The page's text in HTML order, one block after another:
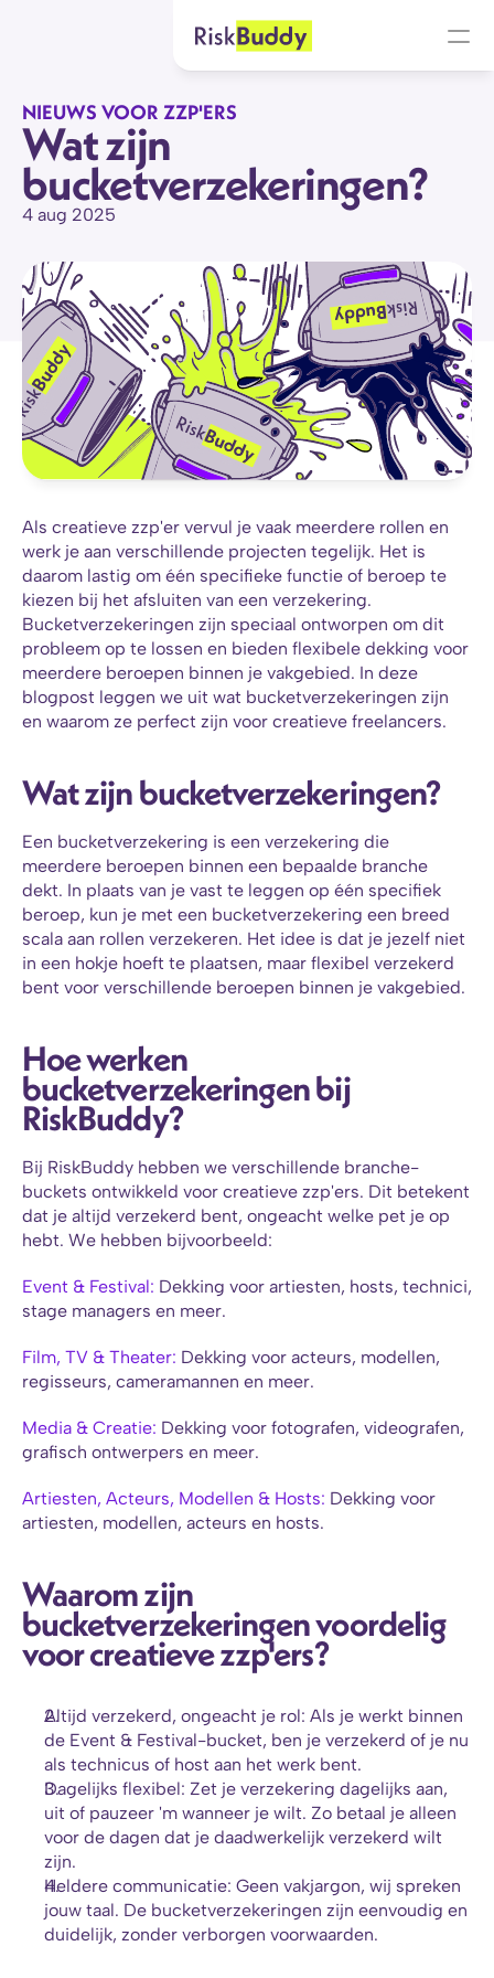
NIEUWS VOOR ZZP'ERS
Wat zijn
bucketverzekeringen?
4 aug 2025
Als creatieve zzp'er vervul je vaak meerdere rollen en
werk je aan verschillende projecten tegelijk. Het is
daarom lastig om één specifieke functie of beroep te
kiezen bij het afsluiten van een verzekering.
Bucketverzekeringen zijn speciaal ontworpen om dit
probleem op te lossen en bieden flexibele dekking voor
meerdere beroepen binnen je vakgebied. In deze
blogpost leggen we uit wat bucketverzekeringen zijn
en waarom ze perfect zijn voor creatieve freelancers.
Wat zijn bucketverzekeringen?
Een bucketverzekering is een verzekering die
meerdere beroepen binnen een bepaalde branche
dekt. In plaats van je vast te leggen op één specifiek
beroep, kun je met een bucketverzekering een breed
scala aan rollen verzekeren. Het idee is dat je jezelf niet
in een hokje hoeft te plaatsen, maar flexibel verzekerd
bent voor verschillende beroepen binnen je vakgebied.
Hoe werken
bucketverzekeringen bij
RiskBuddy?
Bij RiskBuddy hebben we verschillende branche-
buckets ontwikkeld voor creatieve zzp'ers. Dit betekent
dat je altijd verzekerd bent, ongeacht welke pet je op
hebt. We hebben bijvoorbeeld:
Event & Festival: Dekking voor artiesten, hosts, technici,
stage managers en meer.
Film, TV & Theater: Dekking voor acteurs, modellen,
regisseurs, cameramannen en meer.
Media & Creatie: Dekking voor fotografen, videografen,
grafisch ontwerpers en meer.
Artiesten, Acteurs, Modellen & Hosts: Dekking voor
artiesten, modellen, acteurs en hosts.
Waarom zijn
bucketverzekeringen voordelig
voor creatieve zzp'ers?
Altijd verzekerd, ongeacht je rol: Als je werkt binnen
de Event & Festival-bucket, ben je verzekerd of je nu
als technicus of host aan het werk bent.
Dagelijks flexibel: Zet je verzekering dagelijks aan,
uit of pauzeer 'm wanneer je wilt. Zo betaal je alleen
voor de dagen dat je daadwerkelijk verzekerd wilt
zijn.
Heldere communicatie: Geen vakjargon, wij spreken
jouw taal. De bucketverzekeringen zijn eenvoudig en
duidelijk, zonder verborgen voorwaarden.